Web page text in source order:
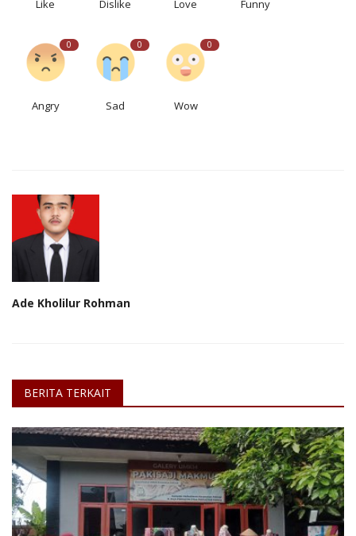
Like Dislike Love Funny
0
Angry
0
Sad
0
Wow
Ade Kholilur Rohman
BERITA TERKAIT